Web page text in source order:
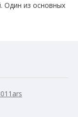
Один из основных